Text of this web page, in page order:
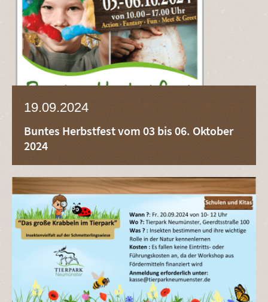
19.09.2024
Buntes Herbstfest vom 03 bis 06. Oktober
2024